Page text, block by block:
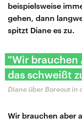
beispielsweise
gehen, dann
spitzt Diane es zu.
"Wir brauchen
das schweißt
Diane über Boreout in
Wir brauchen aber